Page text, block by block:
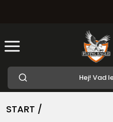
START /